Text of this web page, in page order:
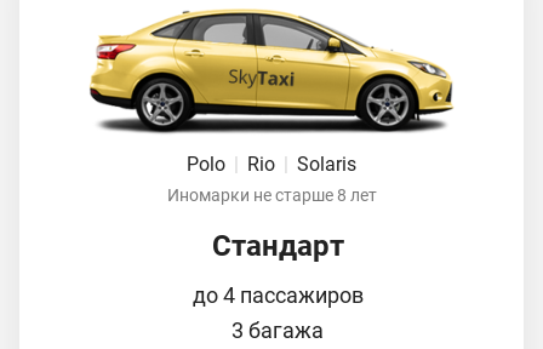
Polo | Rio | Solaris
Иномарки не старше 8 лет
Стандарт
до 4 пассажиров
3 багажа